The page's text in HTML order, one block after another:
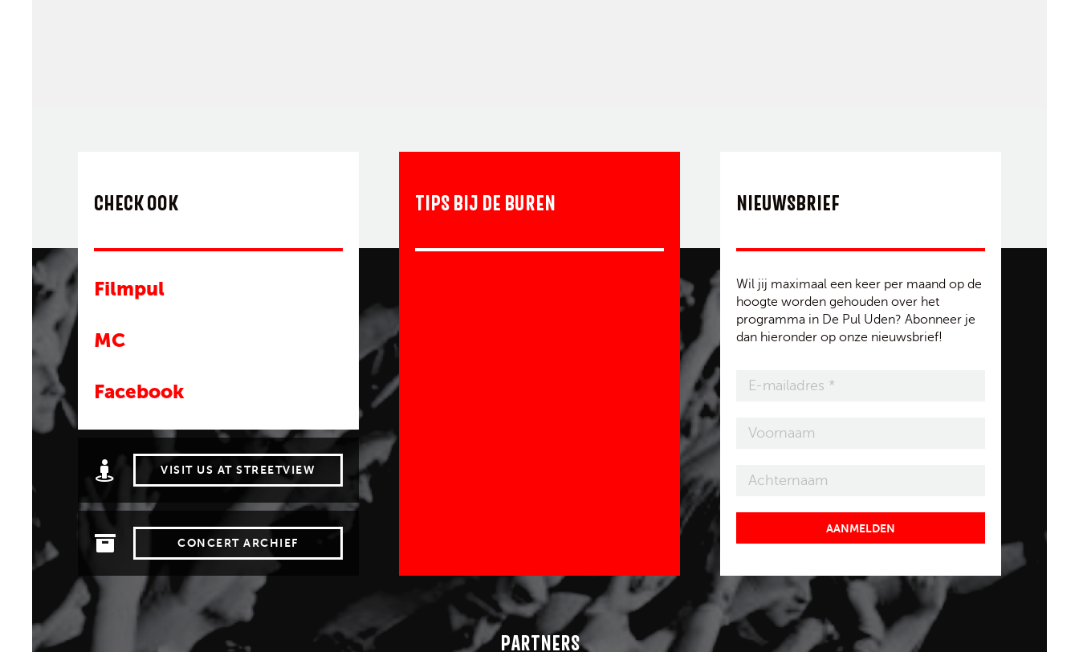
CHECK OOK
Filmpul
MC
Facebook
VISIT US AT STREETVIEW
CONCERT ARCHIEF
TIPS BIJ DE BUREN NIEUWSBRIEF
Wil jij maximaal een keer per maand op de
hoogte worden gehouden over het
programma in De Pul Uden? Abonneer je
dan hieronder op onze nieuwsbrief!
AANMELDEN
PARTNERS